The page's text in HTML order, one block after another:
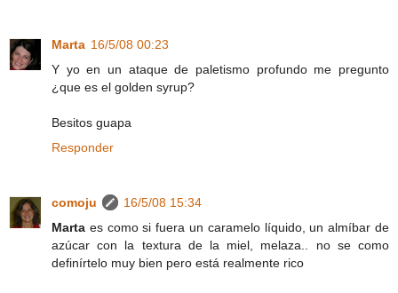
Marta 16/5/08 00:23
Y yo en un ataque de paletismo profundo me pregunto
¿que es el golden syrup?
Besitos guapa
Responder
comoju
16/5/08 15:34
Marta es como si fuera un caramelo líquido, un almíbar de
azúcar con la textura de la miel, melaza.. no se como
definírtelo muy bien pero está realmente rico